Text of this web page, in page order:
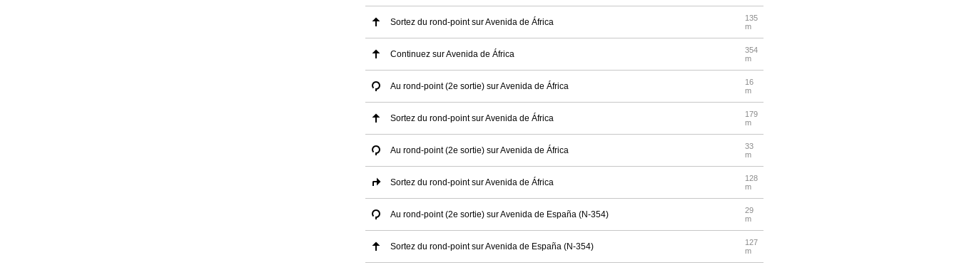
Sortez du rond-point sur Avenida de África
135
m
Continuez sur Avenida de África
354
m
Au rond-point (2e sortie) sur Avenida de África
16
m
Sortez du rond-point sur Avenida de África
179
m
Au rond-point (2e sortie) sur Avenida de África
33
m
Sortez du rond-point sur Avenida de África
128
m
Au rond-point (2e sortie) sur Avenida de España (N-354)
29
m
Sortez du rond-point sur Avenida de España (N-354)
127
m